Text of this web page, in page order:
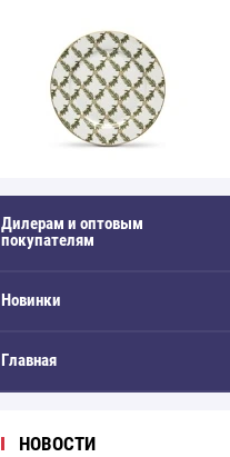
Дилерам и оптовым
покупателям
Новинки
Главная
НОВОСТИ